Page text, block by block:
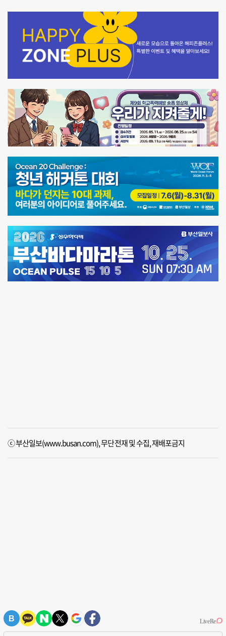
ⓒ 부산일보(www.busan.com), 무단전재 및 수집, 재배포금지